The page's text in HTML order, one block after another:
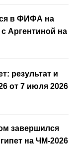
в ФИФА на
Аргентиной на
результат и
от 7 июля 2026
завершился
на ЧМ-2026